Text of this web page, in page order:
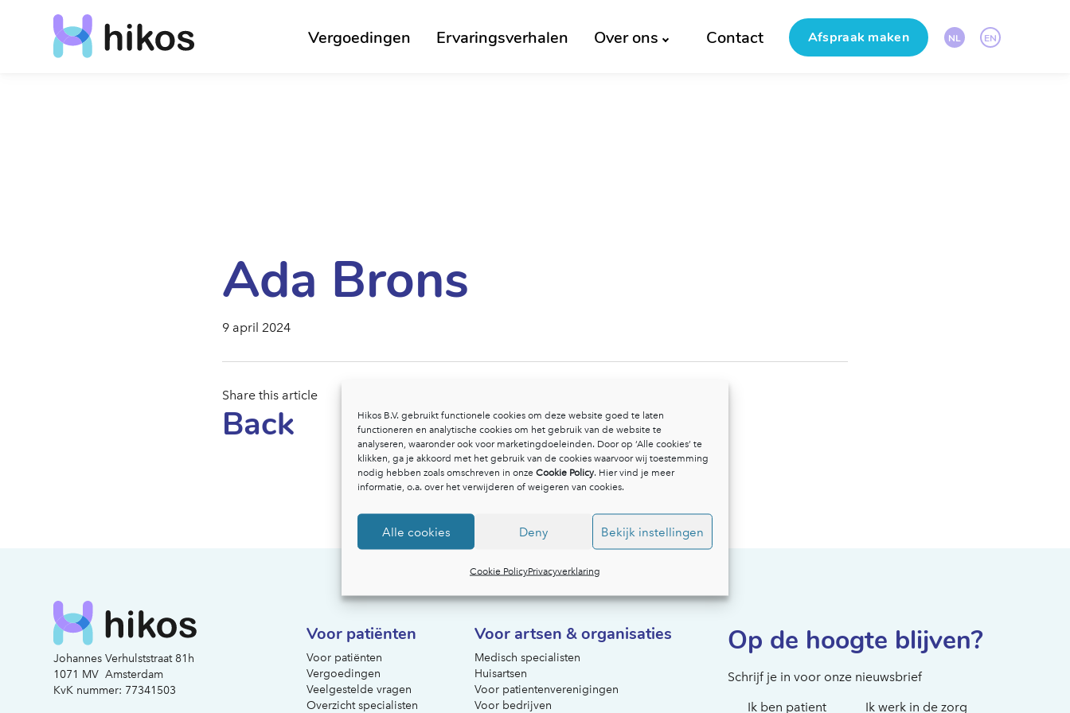
Hikos B.V. gebruikt functionele cookies om deze website goed te laten
functioneren en analytische cookies om het gebruik van de website te
analyseren, waaronder ook voor marketingdoeleinden. Door op ‘Alle cookies’ te
klikken, ga je akkoord met het gebruik van de cookies waarvoor wij toestemming
nodig hebben zoals omschreven in onze Cookie Policy. Hier vind je meer
informatie, o.a. over het verwijderen of weigeren van cookies.
Alle cookies Deny Bekijk instellingen
Cookie PolicyPrivacyverklaring
Vergoedingen Ervaringsverhalen Over ons Contact Afspraak maken NL EN
Ada Brons
9 april 2024
Share this article
Back
Johannes Verhulststraat 81h
1071 MV Amsterdam
KvK nummer: 77341503
Voor patiënten
Voor patiënten
Vergoedingen
Veelgestelde vragen
Overzicht specialisten
Voor artsen & organisaties
Medisch specialisten
Huisartsen
Voor patientenverenigingen
Voor bedrijven
Op de hoogte blijven?
Schrijf je in voor onze nieuwsbrief
Ik ben patient
Ik werk in de zorg